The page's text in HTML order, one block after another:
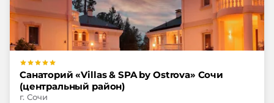
Санаторий «Villas & SPA by Ostrova» Сочи
(центральный район)
г. Сочи